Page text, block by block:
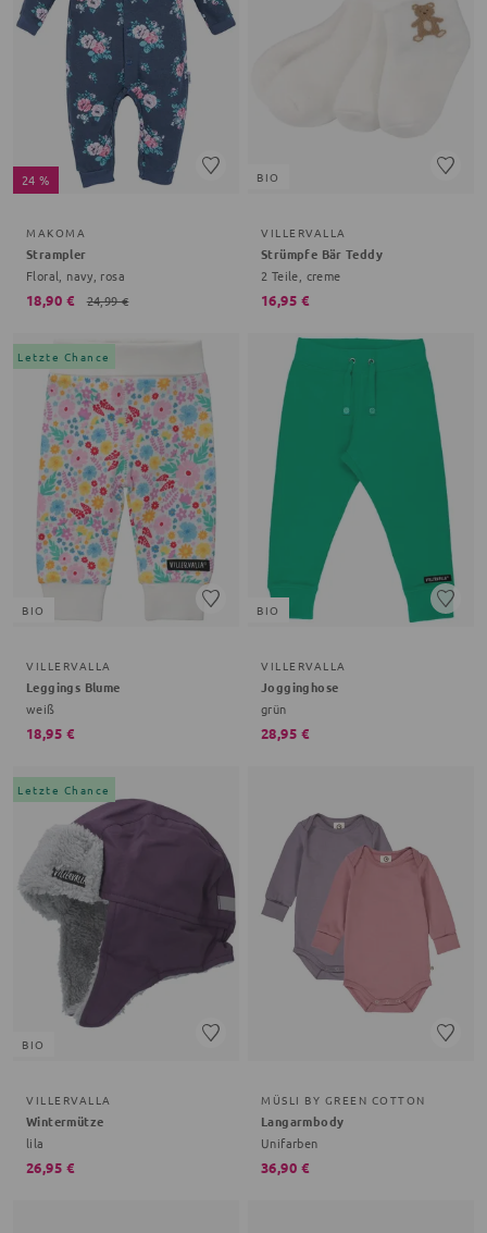
24 %
MAKOMA
Strampler
Floral, navy, rosa
18,90 € 24,99 €
BIO
VILLERVALLA
Strümpfe Bär Teddy
2 Teile, creme
16,95 €
Letzte Chance
BIO
VILLERVALLA
Leggings Blume
weiß
18,95 €
BIO
VILLERVALLA
Jogginghose
grün
28,95 €
Letzte Chance
BIO
VILLERVALLA
Wintermütze
lila
26,95 €
MÜSLI BY GREEN COTTON
Langarmbody
Unifarben
36,90 €